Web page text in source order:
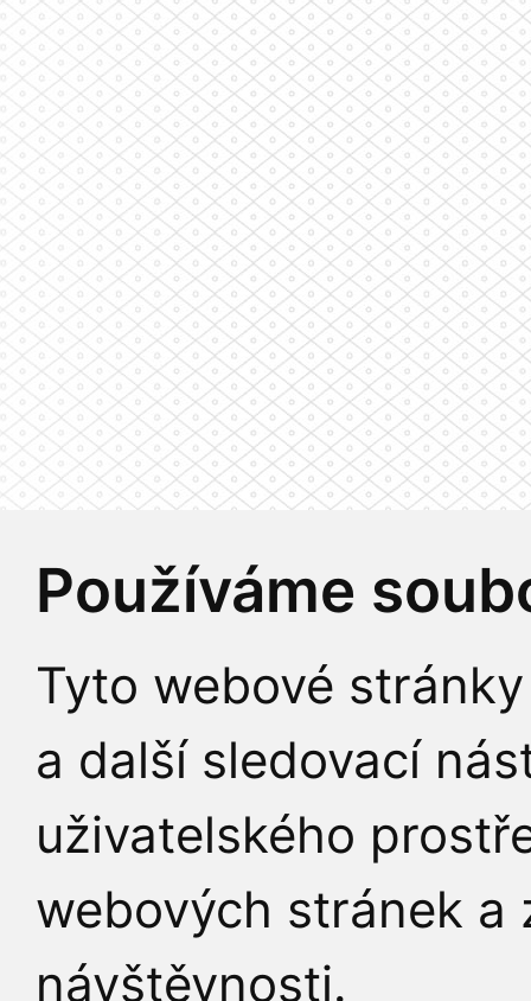
Používáme
Tyto webové
a další sledovací
uživatelského
webových stránek a
návštěvnosti.